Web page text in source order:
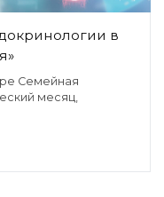
в
Семейная
месяц,